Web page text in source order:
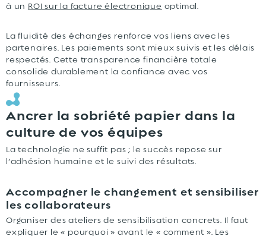
à un ROI sur la facture électronique optimal.
La fluidité des échanges renforce vos liens avec les
partenaires. Les paiements sont mieux suivis et les délais
respectés. Cette transparence financière totale
consolide durablement la confiance avec vos
fournisseurs.
Ancrer la sobriété papier dans la
culture de vos équipes
La technologie ne suffit pas ; le succès repose sur
l’adhésion humaine et le suivi des résultats.
Accompagner le changement et sensibiliser
les collaborateurs
Organiser des ateliers de sensibilisation concrets. Il faut
expliquer le « pourquoi » avant le « comment ». Les